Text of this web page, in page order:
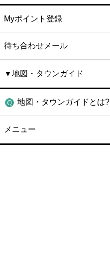
Myポイント登録
待ち合わせメール
▼地図・タウンガイド
地図・タウンガイドとは?
メニュー